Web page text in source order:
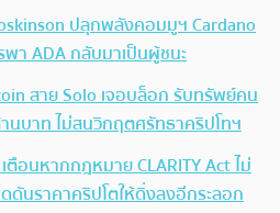
ปลุกพลังคอมมูฯ Cardano
า ADA กลับมาเป็นผู้ชนะ
สาย Solo เจอบล็อก รับทรัพย์คน
นบาท ไม่สนวิกฤตศรัทธาคริปโทฯ
ตือนหากกฎหมาย CLARITY Act ไม่
ดันราคาคริปโตให้ดิ่งลงอีกระลอก